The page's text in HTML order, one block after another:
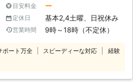
ありますし、家族の見守りを始めとす
る安全対策のために用いる場合もあり
ます。ご家庭によって様々な目的に使
社では様々な目的に応じたご提案をさ
目安料金 ー
定休日 基本2,4土曜、日祝休み
営業時間 9時～18時（不定休）
ポート万全 スピーディーな対応
経験